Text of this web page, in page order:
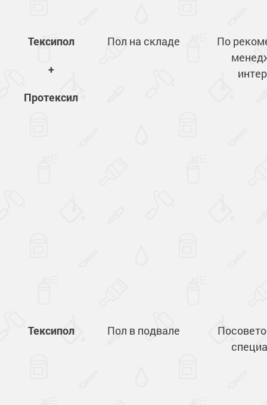
Тексипол
+
Протексил
Пол на складе
По
Тексипол Пол в подвале